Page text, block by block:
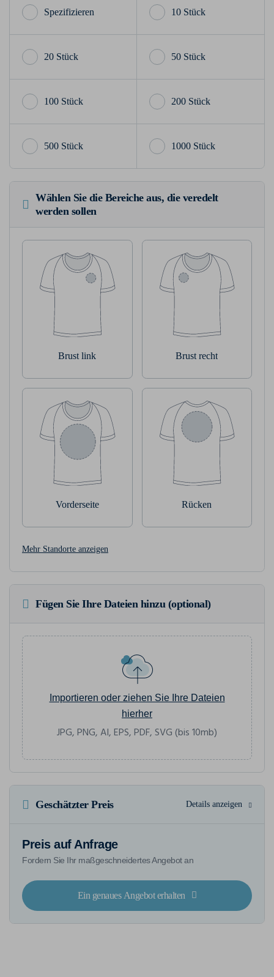
10 Stück
20 Stück 50 Stück
100 Stück 200 Stück
500 Stück 1000 Stück
Wählen Sie die Bereiche aus, die veredelt
werden sollen
Brust link Brust recht
Vorderseite Rücken
Mehr Standorte anzeigen
Fügen Sie Ihre Dateien hinzu (optional)
Importieren oder ziehen Sie Ihre Dateien
hierher
JPG, PNG, AI, EPS, PDF, SVG (bis 10mb)
Geschätzter Preis Details anzeigen
Preis auf Anfrage
Fordern Sie Ihr maßgeschneidertes Angebot an
Ein genaues Angebot erhalten